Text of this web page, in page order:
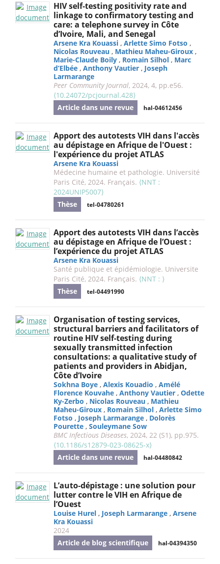
HIV self-testing positivity rate and
linkage to confirmatory testing and
care: a telephone survey in Côte
d’Ivoire, Mali, and Senegal
Arsene Kra Kouassi , Arlette Simo Fotso ,
Nicolas Rouveau , Mathieu Maheu-Giroux ,
Marie-Claude Boily , Romain Silhol , Marc
d’Elbée , Anthony Vautier , Joseph
Larmarange
Peer Community Journal, 2024, 4, pp.e56.
⟨10.24072/pcjournal.428⟩
Article dans une revue
hal-04612456
Apport des autotests VIH dans l'accès
au dépistage en Afrique de l'Ouest :
l'expérience du projet ATLAS
Arsene Kra Kouassi
Médecine humaine et pathologie. Université
Paris Cité, 2024. Français. ⟨NNT :
2024UNIP5007⟩
Thèse
tel-04780261
Apport des autotests VIH dans l’accès
au dépistage en Afrique de l’Ouest :
l’expérience du projet ATLAS
Arsene Kra Kouassi
Santé publique et épidémiologie. Universite
Paris Cité, 2024. Français. ⟨NNT : ⟩
Thèse
tel-04491990
Organisation of testing services,
structural barriers and facilitators of
routine HIV self-testing during
sexually transmitted infection
consultations: a qualitative study of
patients and providers in Abidjan,
Côte d’Ivoire
Sokhna Boye , Alexis Kouadio , Amélé
Florence Kouvahe , Anthony Vautier , Odette
Ky-Zerbo , Nicolas Rouveau , Mathieu
Maheu-Giroux , Romain Silhol , Arlette Simo
Fotso , Joseph Larmarange , Dolorès
Pourette , Souleymane Sow
BMC Infectious Diseases, 2024, 22 (S1), pp.975.
⟨10.1186/s12879-023-08625-x⟩
Article dans une revue
hal-04480842
L’auto-dépistage : une solution pour
lutter contre le VIH en Afrique de
l’Ouest
Louise Hurel , Joseph Larmarange , Arsene
Kra Kouassi
2024
Article de blog scientifique
hal-04394350